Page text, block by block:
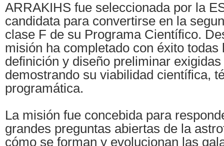
ARRAKIHS fue seleccionada por la
candidata para convertirse en la
clase F de su Programa Científico.
misión ha completado con éxito todas
definición y diseño preliminar
demostrando su viabilidad científica,
programática.
La misión fue concebida para
grandes preguntas abiertas de la
cómo se forman y evolucionan las